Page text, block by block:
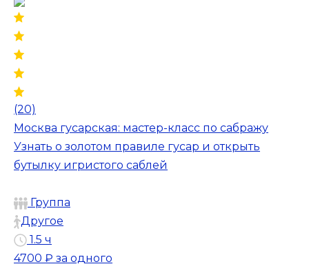
(20)
Москва гусарская: мастер-класс по сабражу
Узнать о золотом правиле гусар и открыть
бутылку игристого саблей
Группа
Другое
1.5 ч
4700 ₽ за одного